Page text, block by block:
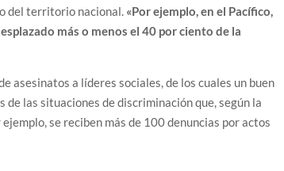
del territorio nacional. «Por ejemplo, en el Pacífico,
más o menos el 40 por ciento de la
asesinatos a líderes sociales, de los cuales un buen
las situaciones de discriminación que, según la
se reciben más de 100 denuncias por actos